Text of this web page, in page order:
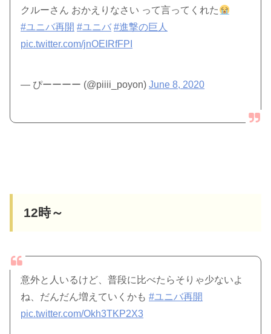
クルーさん おかえりなさい って言ってくれた
#ユニバ再開 #ユニバ #進撃の巨人
pic.twitter.com/jnOEIRfFPI
— ぴーーーー (@piiii_poyon)June 8, 2020
12時～
意外と人いるけど、普段に比べたらそりゃ少ないよ
ね、だんだん増えていくかも#ユニバ再開
pic.twitter.com/Okh3TKP2X3